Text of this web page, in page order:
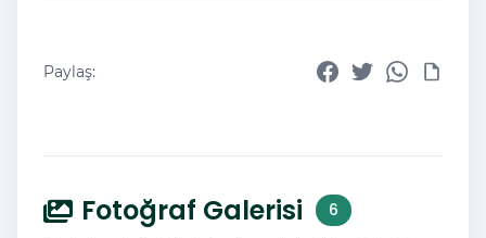
Paylaş:
Fotoğraf Galerisi 6